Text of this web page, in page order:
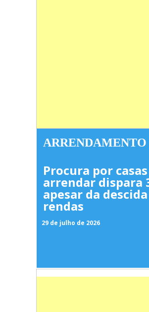
ARRENDAMENTO
Procura por
arrendar dispara
apesar da
rendas
29 de julho de 2026